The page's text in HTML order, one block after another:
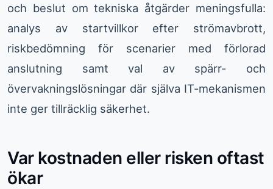
och beslut om tekniska åtgärder meningsfulla:
analys av startvillkor efter strömavbrott,
riskbedömning för scenarier med förlorad
anslutning samt val av spärr- och
övervakningslösningar där själva IT-mekanismen
inte ger tillräcklig säkerhet.
Var kostnaden eller risken oftast
ökar